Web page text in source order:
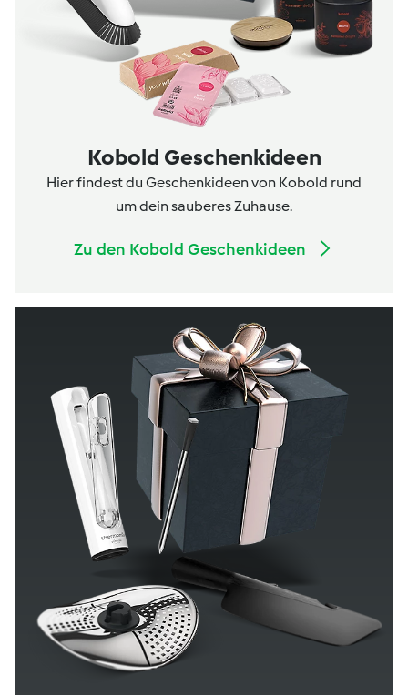
Kobold Geschenkideen
Hier findest du Geschenkideen von Kobold rund
um dein sauberes Zuhause.
Zu den Kobold Geschenkideen